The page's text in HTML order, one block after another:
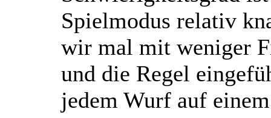
Spielmodus relativ
wir mal mit weniger
und die Regel
jedem Wurf auf